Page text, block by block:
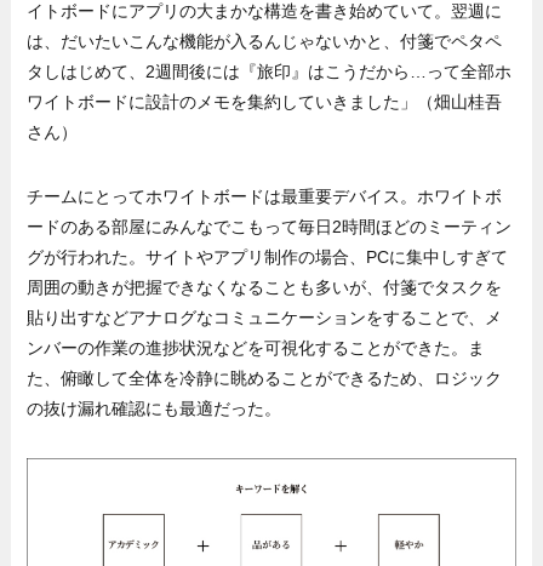
イトボードにアプリの大まかな構造を書き始めていて。翌週に
は、だいたいこんな機能が入るんじゃないかと、付箋でペタペ
タしはじめて、2週間後には『旅印』はこうだから…って全部ホ
ワイトボードに設計のメモを集約していきました」（畑山桂吾
さん）
チームにとってホワイトボードは最重要デバイス。ホワイトボ
ードのある部屋にみんなでこもって毎日2時間ほどのミーティン
グが行われた。サイトやアプリ制作の場合、PCに集中しすぎて
周囲の動きが把握できなくなることも多いが、付箋でタスクを
貼り出すなどアナログなコミュニケーションをすることで、メ
ンバーの作業の進捗状況などを可視化することができた。ま
た、俯瞰して全体を冷静に眺めることができるため、ロジック
の抜け漏れ確認にも最適だった。